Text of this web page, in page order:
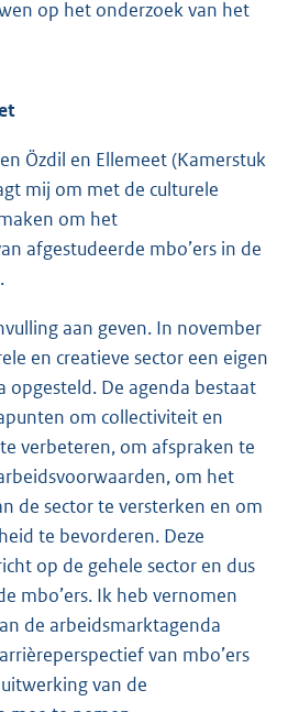
op het onderzoek van het
Özdil en Ellemeet (Kamerstuk
mij om met de culturele
om het
afgestudeerde mbo’ers in de
aan geven. In november
en creatieve sector een eigen
opgesteld. De agenda bestaat
om collectiviteit en
verbeteren, om afspraken te
om het
de sector te versterken en om
te bevorderen. Deze
op de gehele sector en dus
mbo’ers. Ik heb vernomen
de arbeidsmarktagenda
van mbo’ers
van de